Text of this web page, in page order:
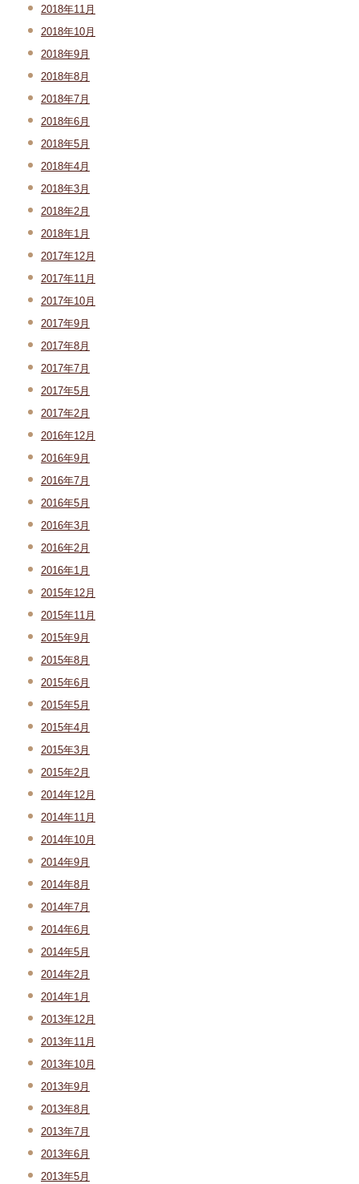
2018年11月
2018年10月
2018年9月
2018年8月
2018年7月
2018年6月
2018年5月
2018年4月
2018年3月
2018年2月
2018年1月
2017年12月
2017年11月
2017年10月
2017年9月
2017年8月
2017年7月
2017年5月
2017年2月
2016年12月
2016年9月
2016年7月
2016年5月
2016年3月
2016年2月
2016年1月
2015年12月
2015年11月
2015年9月
2015年8月
2015年6月
2015年5月
2015年4月
2015年3月
2015年2月
2014年12月
2014年11月
2014年10月
2014年9月
2014年8月
2014年7月
2014年6月
2014年5月
2014年2月
2014年1月
2013年12月
2013年11月
2013年10月
2013年9月
2013年8月
2013年7月
2013年6月
2013年5月